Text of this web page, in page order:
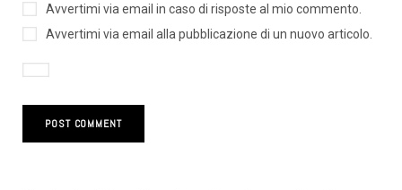
Avvertimi via email in caso di risposte al mio commento.
Avvertimi via email alla pubblicazione di un nuovo articolo.